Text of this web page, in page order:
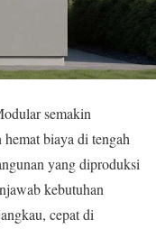
semakin
biaya di tengah
yang diproduksi
kebutuhan
cepat di